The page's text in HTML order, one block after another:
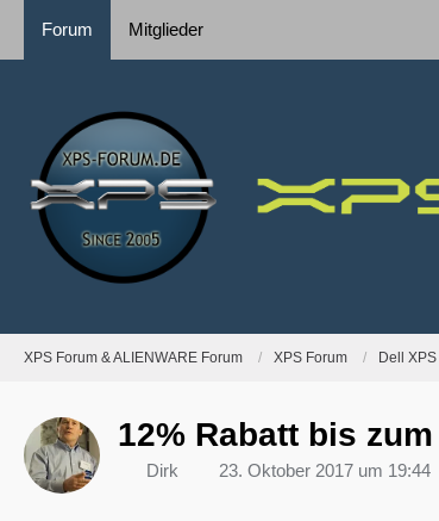
Forum Mitglieder
XPS Forum & ALIENWARE Forum XPS Forum Dell
12% Rabatt bis
Dirk 23. Oktober 2017 um 19:44